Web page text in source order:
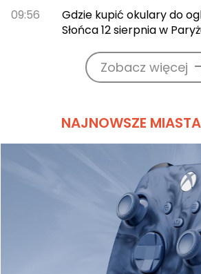
09:56
Gdzie kupić okulary do
Słońca 12 sierpnia w
Zobacz więcej
NAJNOWSZE